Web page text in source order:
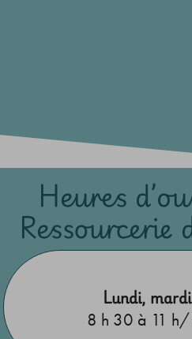
Heures
Ressourcerie
Lundi,
8 h 30 à 11 h/